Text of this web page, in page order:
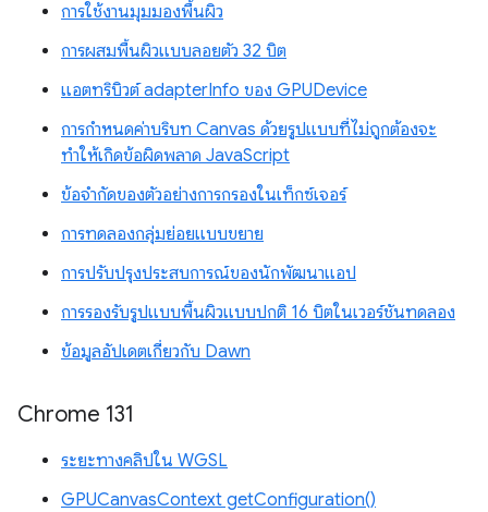
การใช้งานมุมมองพื้นผิว
การผสมพื้นผิวแบบลอยตัว 32 บิต
แอตทริบิวต์ adapterInfo ของ GPUDevice
การกำหนดค่าบริบท Canvas ด้วยรูปแบบที่ไม่ถูกต้องจะ
ทำให้เกิดข้อผิดพลาด JavaScript
ข้อจำกัดของตัวอย่างการกรองในเท็กซ์เจอร์
การทดลองกลุ่มย่อยแบบขยาย
การปรับปรุงประสบการณ์ของนักพัฒนาแอป
การรองรับรูปแบบพื้นผิวแบบปกติ 16 บิตในเวอร์ชันทดลอง
ข้อมูลอัปเดตเกี่ยวกับ Dawn
Chrome 131
ระยะทางคลิปใน WGSL
GPUCanvasContext getConfiguration()